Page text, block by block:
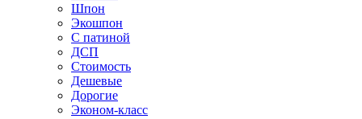
Шпон
Экошпон
С патиной
ДСП
Стоимость
Дешевые
Дорогие
Эконом-класс